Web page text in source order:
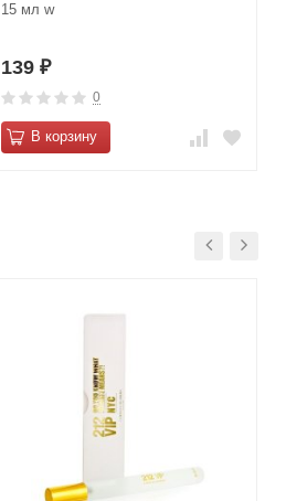
15 мл w
139 ₽
0
В корзину